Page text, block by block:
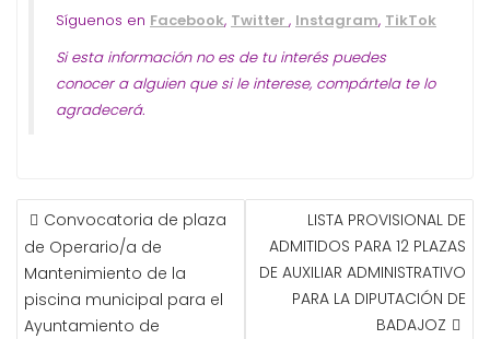
Síguenos en Facebook, Twitter , Instagram, TikTok
Si esta información no es de tu interés puedes
conocer a alguien que si le interese, compártela te lo
agradecerá.
NAVEGACIÓN
DE
ENTRADAS
Convocatoria de plaza
de Operario/a de
Mantenimiento de la
piscina municipal para el
Ayuntamiento de
LISTA PROVISIONAL DE
ADMITIDOS PARA 12 PLAZAS
DE AUXILIAR ADMINISTRATIVO
PARA LA DIPUTACIÓN DE
BADAJOZ